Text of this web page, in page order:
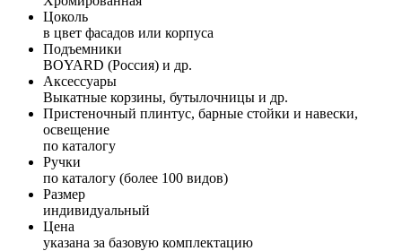
Цоколь
в цвет фасадов или корпуса
Подъемники
BOYARD (Россия) и др.
Аксессуары
Выкатные корзины, бутылочницы и др.
Пристеночный плинтус, барные стойки и навески,
освещение
по каталогу
Ручки
по каталогу (более 100 видов)
Размер
индивидуальный
Цена
указана за базовую комплектацию